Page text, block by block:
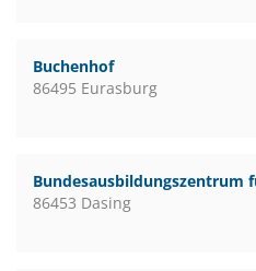
Buchenhof
86495 Eurasburg
Bundesausbildungszentrum
86453 Dasing